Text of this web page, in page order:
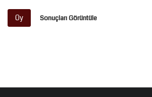
Oy Sonuçları Görüntüle